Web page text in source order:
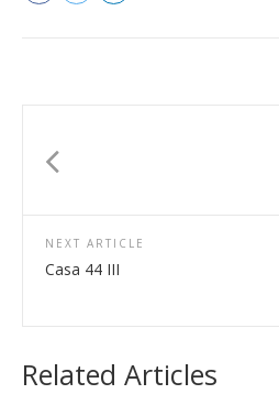
NEXT ARTICLE
Casa 44 III
Related Articles